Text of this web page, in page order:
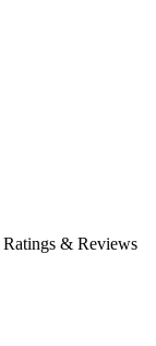
Ratings & Reviews